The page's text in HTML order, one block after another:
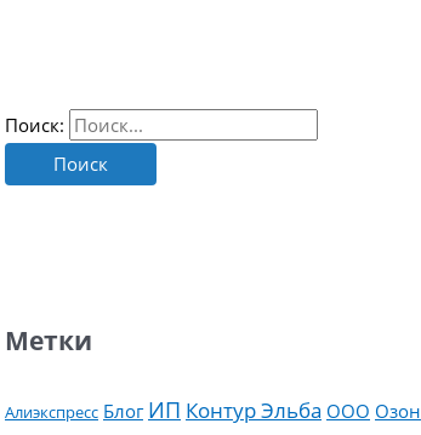
Поиск:
Метки
Алиэкспресс Блог ИП Контур Эльба ООО Озон